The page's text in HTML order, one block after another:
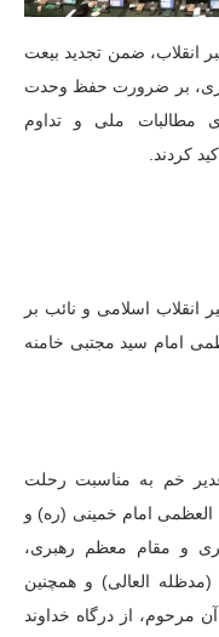
انقلاب، ضمن تجدید بیعت
بر ضرورت حفظ وحدت
مطالبات ملی و تداوم
کردند.
انقلاب اسلامی و نائب بر
امام سید مجتبی خامنه
خم به مناسبت رحلت
العظمی امام خمینی (ره) و
و مقام معظم رهبری،
العالی) و همچنین
مرحوم، از درگاه خداوند